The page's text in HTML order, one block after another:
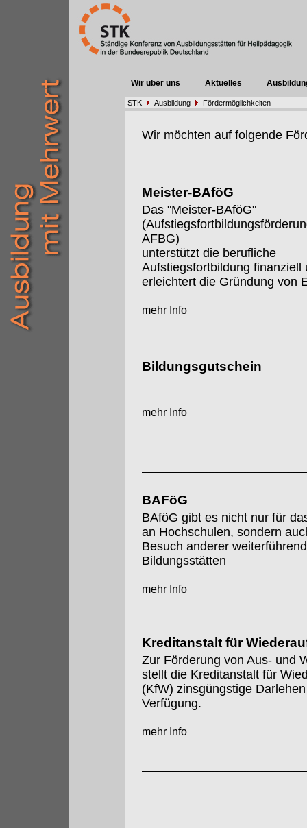
Wir über uns Aktuelles
STK Ausbildung Fördermöglichkeiten
Wir möchten auf folgende
Meister-BAföG
Das "Meister-BAföG"
AFBG)
unterstützt die berufliche
Aufstiegsfortbildung finanziell
erleichtert die Gründung von
mehr Info
Bildungsgutschein
mehr Info
BAFöG
BAföG gibt es nicht nur für
an Hochschulen, sondern
Besuch anderer
Bildungsstätten
mehr Info
Kreditanstalt für
Zur Förderung von Aus- und
stellt die Kreditanstalt für
(KfW) zinsgüngstige
Verfügung.
mehr Info